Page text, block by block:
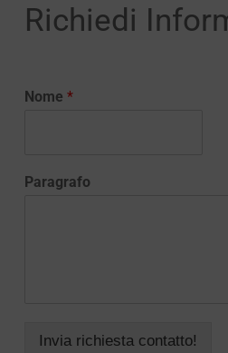
Richiedi
Nome *
Paragrafo
Invia richiesta contatto!